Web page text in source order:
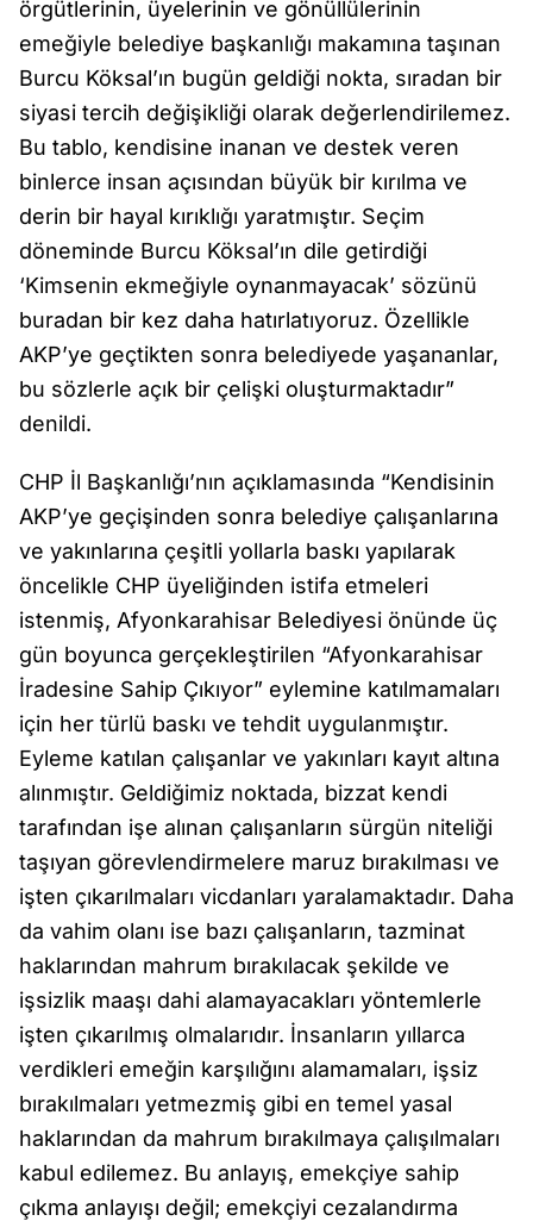
örgütlerinin, üyelerinin ve gönüllülerinin
emeğiyle belediye başkanlığı makamına taşınan
Burcu Köksal’ın bugün geldiği nokta, sıradan bir
siyasi tercih değişikliği olarak değerlendirilemez.
Bu tablo, kendisine inanan ve destek veren
binlerce insan açısından büyük bir kırılma ve
derin bir hayal kırıklığı yaratmıştır. Seçim
döneminde Burcu Köksal’ın dile getirdiği
‘Kimsenin ekmeğiyle oynanmayacak’ sözünü
buradan bir kez daha hatırlatıyoruz. Özellikle
AKP’ye geçtikten sonra belediyede yaşananlar,
bu sözlerle açık bir çelişki oluşturmaktadır”
denildi.
CHP İl Başkanlığı’nın açıklamasında “Kendisinin
AKP’ye geçişinden sonra belediye çalışanlarına
ve yakınlarına çeşitli yollarla baskı yapılarak
öncelikle CHP üyeliğinden istifa etmeleri
istenmiş, Afyonkarahisar Belediyesi önünde üç
gün boyunca gerçekleştirilen “Afyonkarahisar
İradesine Sahip Çıkıyor” eylemine katılmamaları
için her türlü baskı ve tehdit uygulanmıştır.
Eyleme katılan çalışanlar ve yakınları kayıt altına
alınmıştır. Geldiğimiz noktada, bizzat kendi
tarafından işe alınan çalışanların sürgün niteliği
taşıyan görevlendirmelere maruz bırakılması ve
işten çıkarılmaları vicdanları yaralamaktadır. Daha
da vahim olanı ise bazı çalışanların, tazminat
haklarından mahrum bırakılacak şekilde ve
işsizlik maaşı dahi alamayacakları yöntemlerle
işten çıkarılmış olmalarıdır. İnsanların yıllarca
verdikleri emeğin karşılığını alamamaları, işsiz
bırakılmaları yetmezmiş gibi en temel yasal
haklarından da mahrum bırakılmaya çalışılmaları
kabul edilemez. Bu anlayış, emekçiye sahip
çıkma anlayışı değil; emekçiyi cezalandırma